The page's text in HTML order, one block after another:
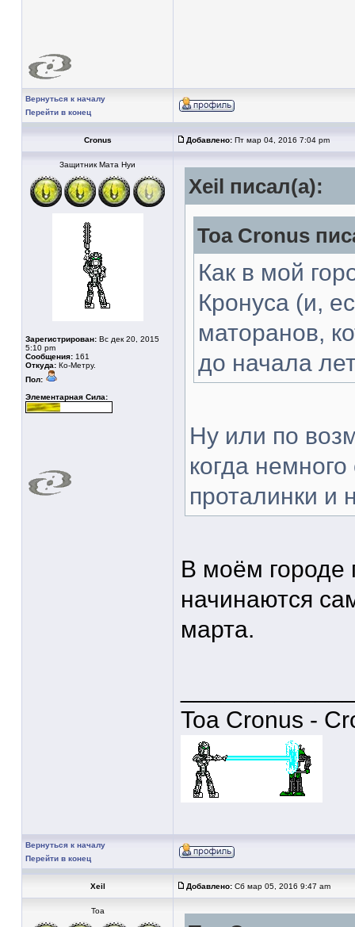
Вернуться к началу
Перейти в конец
Cronus Добавлено: Пт мар 04, 2016 7:04 pm
Защитник Мата Нуи
Зарегистрирован: Вс дек 20, 2015
5:10 pm
Сообщения: 161
Откуда: Ко-Метру.
Пол:
Элементарная Сила:
Xeil писал(а):
Toa Cronus
Как в мой
Кронуса (и,
маторанов,
до начала
Ну или по
когда
проталинки и
В моём городе
начинаются
марта.
Toa Cronus -
Вернуться к началу
Перейти в конец
Xeil Добавлено: Сб мар 05, 2016 9:47 am
Тоа